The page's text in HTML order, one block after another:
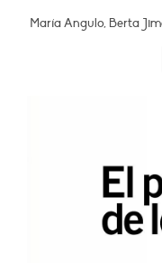
María Angulo, Berta